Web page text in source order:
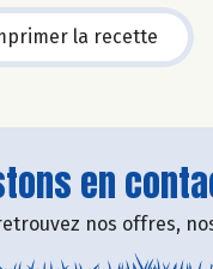
la recette
en
nos offres,